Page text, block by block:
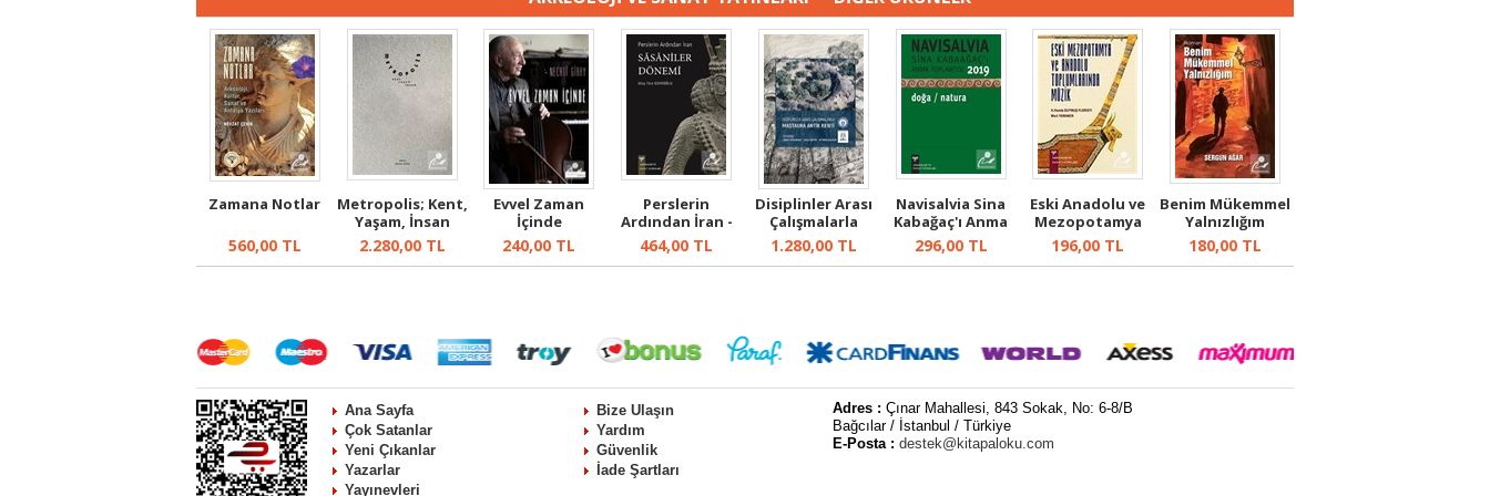
Zamana Notlar
560,00TL
Metropolis; Kent,
Yaşam, İnsan
2.280,00TL
Evvel Zaman
İçinde
240,00 TL
Perslerin
Ardından İran -
Sasaniler Döne...
464,00 TL
Disiplinler Arası
Çalışmalarla
Mastaura ...
1.280,00TL
Navisalvia Sina
Kabağaç'ı Anma
Toplantıs...
296,00TL
Eski Anadolu ve
Mezopotamya
Toplumlarınd...
196,00 TL
Benim Mükemmel
Yalnızlığım
180,00 TL
Ana Sayfa
Çok Satanlar
Yeni Çıkanlar
Yazarlar
Yayınevleri
Bize Ulaşın
Yardım
Güvenlik
İade Şartları
Adres :Çınar Mahallesi, 843 Sokak, No: 6-8/B
Bağcılar / İstanbul / Türkiye
E-Posta :destek@kitapaloku.com